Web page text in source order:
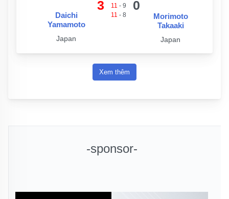
Daichi
Yamamoto
Japan
3
11 - 9
11 - 8
0
Morimoto
Takaaki
Japan
Xem thêm
-sponsor-